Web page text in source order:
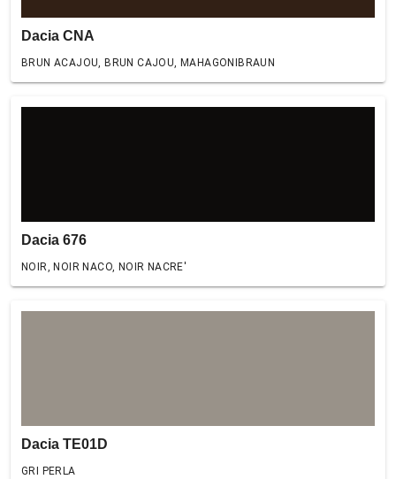
Dacia CNA
BRUN ACAJOU, BRUN CAJOU, MAHAGONIBRAUN
Dacia 676
NOIR, NOIR NACO, NOIR NACRE'
Dacia TE01D
GRI PERLA